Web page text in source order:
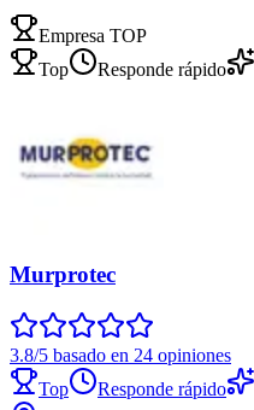
Empresa TOP
Top
Responde rápido
Murprotec
3.8/5 basado en 24 opiniones
Top
Responde rápido